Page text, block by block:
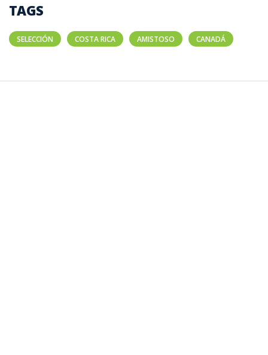
TAGS
SELECCIÓN COSTA RICA AMISTOSO CANADÁ